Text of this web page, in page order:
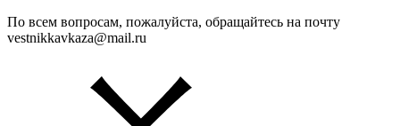
По всем вопросам, пожалуйста, обращайтесь на почту
vestnikkavkaza@mail.ru